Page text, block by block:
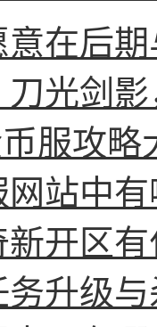
在后
光剑
服攻
站中
开区
升级